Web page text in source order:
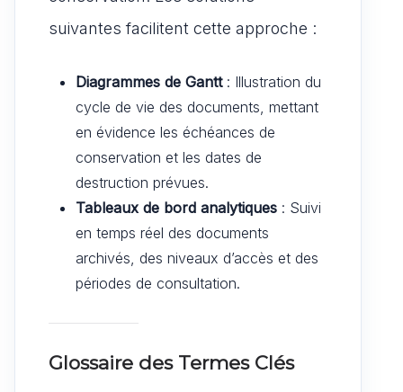
suivantes facilitent cette approche :
Diagrammes de Gantt: Illustration du
cycle de vie des documents, mettant
en évidence les échéances de
conservation et les dates de
destruction prévues.
Tableaux de bord analytiques : Suivi
en temps réel des documents
archivés, des niveaux d’accès et des
périodes de consultation.
Glossaire des Termes Clés